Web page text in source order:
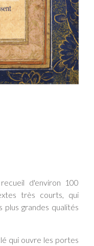
d'environ 100
très courts, qui
grandes qualités
qui ouvre les portes